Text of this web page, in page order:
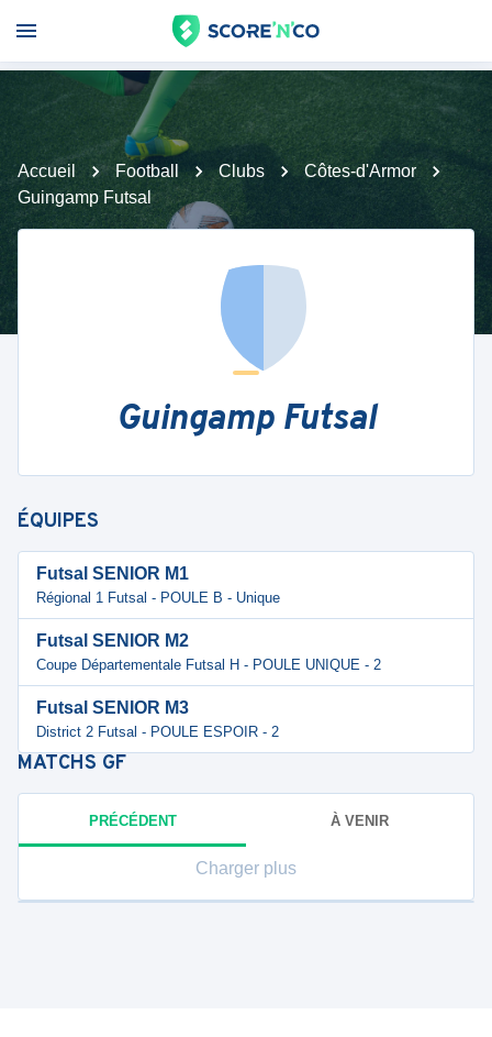
Accueil Football Clubs
Côtes-d'Armor
Guingamp Futsal
Guingamp Futsal
ÉQUIPES
Futsal SENIOR M1
Régional 1 Futsal - POULE B - Unique
Futsal SENIOR M2
Coupe Départementale Futsal H - POULE UNIQUE - 2
Futsal SENIOR M3
District 2 Futsal - POULE ESPOIR - 2
MATCHS GF
PRÉCÉDENT À VENIR
Charger plus